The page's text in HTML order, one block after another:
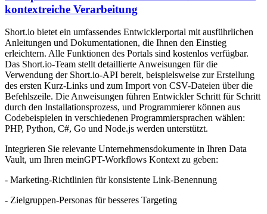
kontextreiche Verarbeitung
Short.io bietet ein umfassendes Entwicklerportal mit ausführlichen
Anleitungen und Dokumentationen, die Ihnen den Einstieg
erleichtern. Alle Funktionen des Portals sind kostenlos verfügbar.
Das Short.io-Team stellt detaillierte Anweisungen für die
Verwendung der Short.io-API bereit, beispielsweise zur Erstellung
des ersten Kurz-Links und zum Import von CSV-Dateien über die
Befehlszeile. Die Anweisungen führen Entwickler Schritt für Schritt
durch den Installationsprozess, und Programmierer können aus
Codebeispielen in verschiedenen Programmiersprachen wählen:
PHP, Python, C#, Go und Node.js werden unterstützt.
Integrieren Sie relevante Unternehmensdokumente in Ihren Data
Vault, um Ihren meinGPT-Workflows Kontext zu geben:
- Marketing-Richtlinien für konsistente Link-Benennung
- Zielgruppen-Personas für besseres Targeting